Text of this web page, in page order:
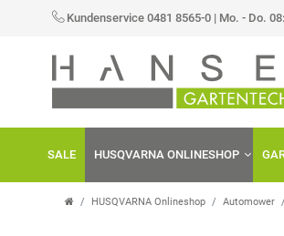
Kundenservice 0481 8565-0 | Mo. - Do.
SALE HUSQVARNA ONLINESHOP
HUSQVARNA Onlineshop Automower
FILTER